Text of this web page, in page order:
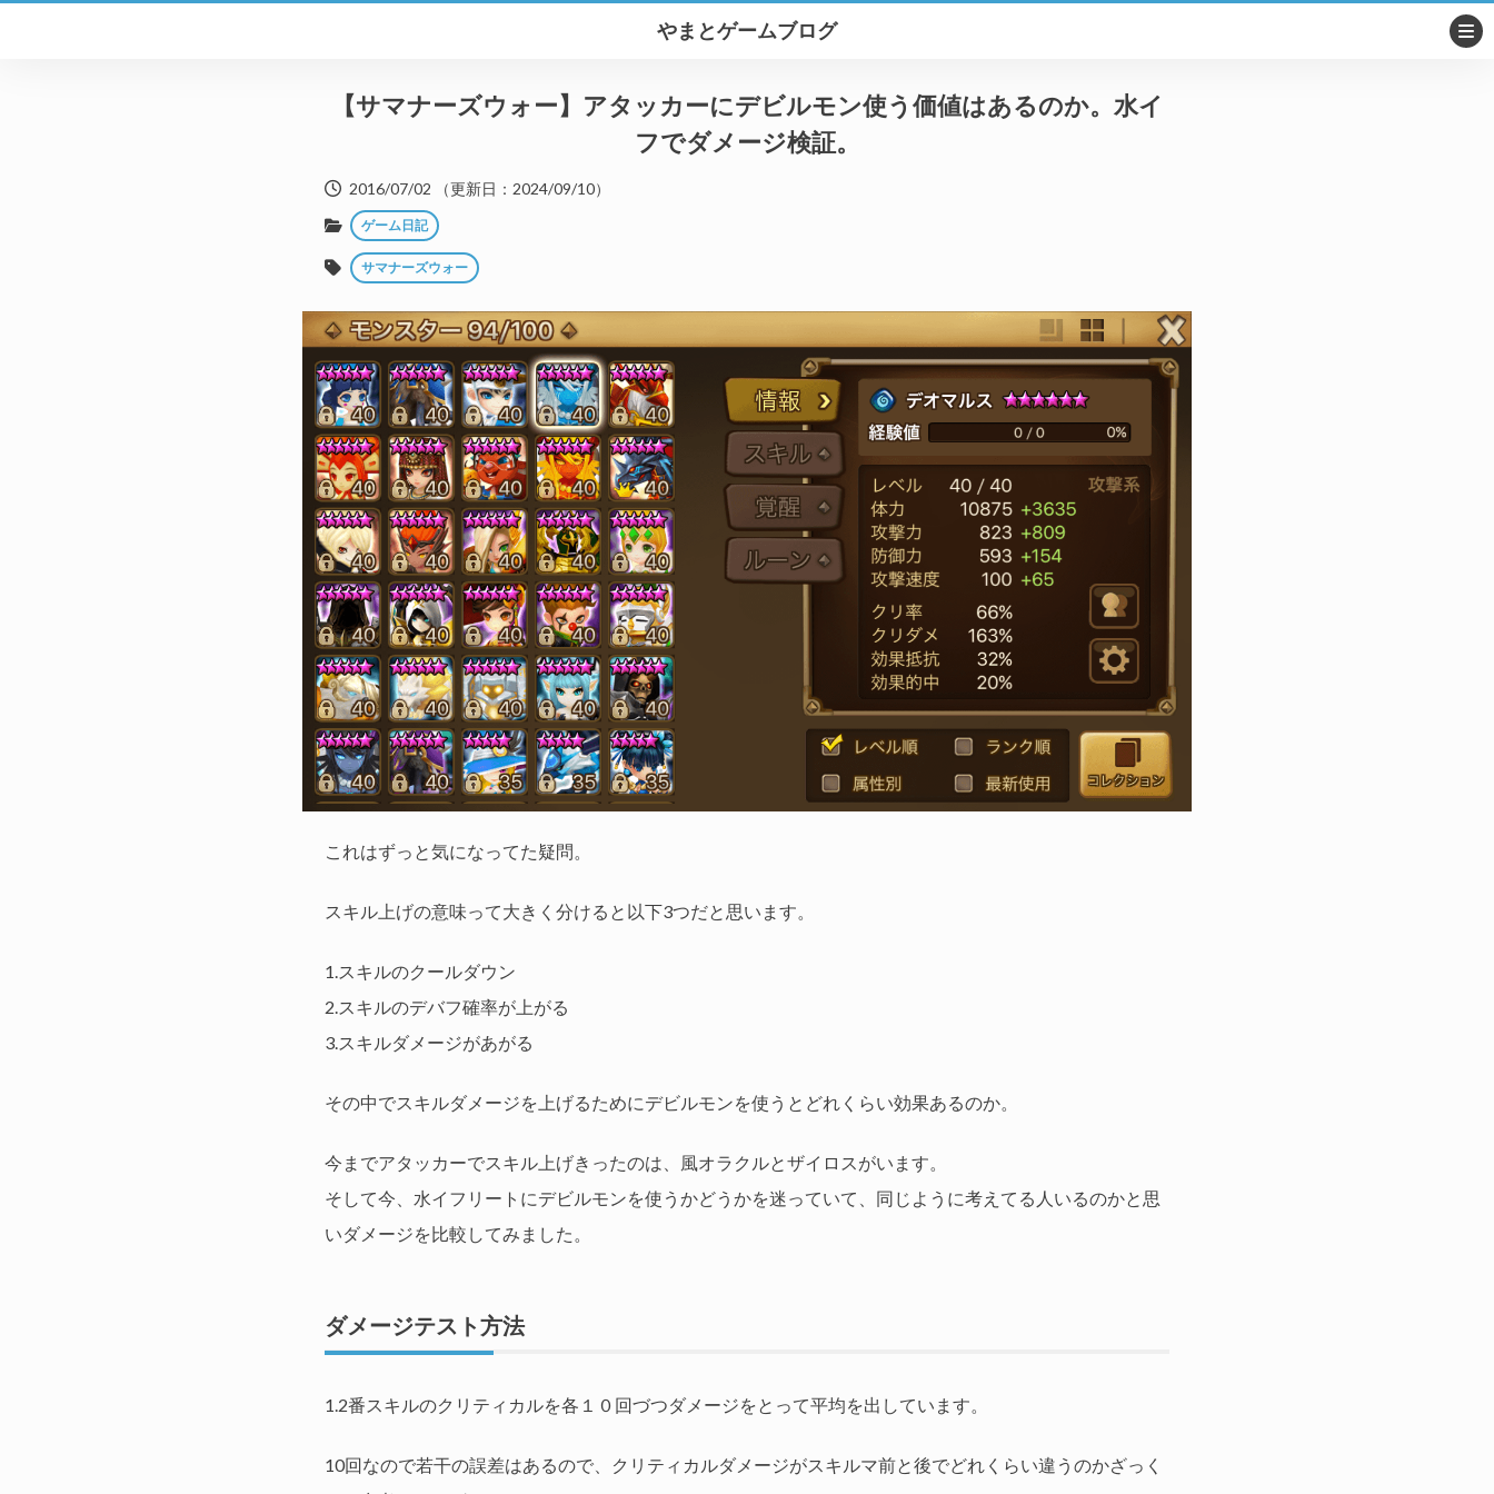
やまとゲームブログ
【サマナーズウォー】アタッカーにデビルモン使う価値はあるのか。水イ
フでダメージ検証。
2016/07/02 （更新日： 2024/09/10）
ゲーム日記
サマナーズウォー
これはずっと気になってた疑問。
スキル上げの意味って大きく分けると以下3つだと思います。
1.スキルのクールダウン
2.スキルのデバフ確率が上がる
3.スキルダメージがあがる
その中でスキルダメージを上げるためにデビルモンを使うとどれくらい効果あるのか。
今までアタッカーでスキル上げきったのは、風オラクルとザイロスがいます。
そして今、水イフリートにデビルモンを使うかどうかを迷っていて、同じように考えてる人いるのかと思
いダメージを比較してみました。
ダメージテスト方法
1.2番スキルのクリティカルを各１０回づつダメージをとって平均を出しています。
10回なので若干の誤差はあるので、クリティカルダメージがスキルマ前と後でどれくらい違うのかざっく